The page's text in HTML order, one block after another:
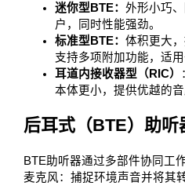
迷你型BTE：外形小巧
户，同时性能强劲。
标准型BTE：体积更大
支持多项附加功能，适
耳道内接收器型（RIC）
本体更小，提供优越的音
后耳式（BTE）助听
BTE助听器通过多部件协同工
麦克风：捕捉环境声音并将其